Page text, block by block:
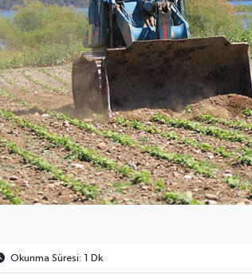
Okunma Süresi: 1 Dk